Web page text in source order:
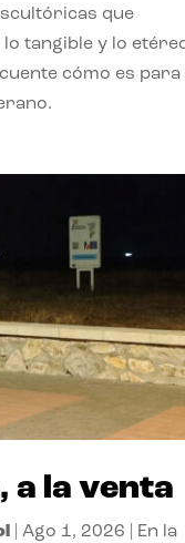
que
tangible y lo
cómo es para
a la venta
Ago 1, 2026 En la